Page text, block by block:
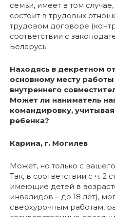
семьи, имеет в том
состоит в трудовых
трудовом договоре
соответствии с
Беларусь.
Находясь в декретном
основному месту работы
внутреннего
Может ли наниматель
командировку,
ребенка?
Карина, г. Могилев
Может, но только с
Так, в соответствии с ч. 2
имеющие детей в
инвалидов – до 18 лет),
сверхурочным работам,